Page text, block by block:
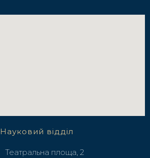
Науковий відділ
Театральна площа, 2